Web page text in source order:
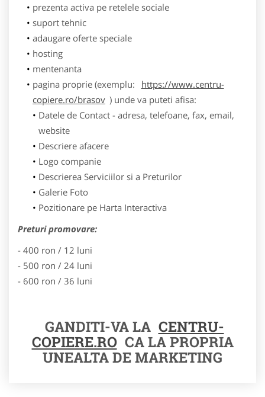
prezenta activa pe retelele sociale
suport tehnic
adaugare oferte speciale
hosting
mentenanta
pagina proprie (exemplu:
https://www.centru-
copiere.ro/brasov ) unde va puteti afisa:
Datele de Contact - adresa, telefoane, fax, email,
website
Descriere afacere
Logo companie
Descrierea Serviciilor si a Preturilor
Galerie Foto
Pozitionare pe Harta Interactiva
Preturi promovare:
- 400 ron / 12 luni
- 500 ron / 24 luni
- 600 ron / 36 luni
GANDITI-VA LA CENTRU-
COPIERE.RO CA LA PROPRIA
UNEALTA DE MARKETING